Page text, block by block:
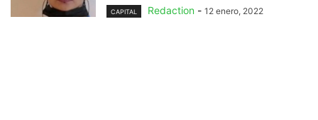
CAPITAL Redaction - 12 enero, 2022